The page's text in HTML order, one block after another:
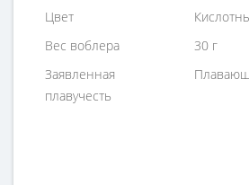
Цвет
Вес воблера
30 г
Заявленная
плавучесть